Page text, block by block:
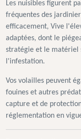
Les nuisibles figurent
fréquentes des
efficacement, Vive
adaptées, dont le
stratégie et le matériel
l'infestation.
Vos volailles peuvent
fouines et autres
capture et de
réglementation en